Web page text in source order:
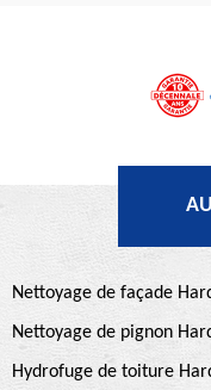
Nettoyage de façade
Nettoyage de pignon
Hydrofuge de toiture